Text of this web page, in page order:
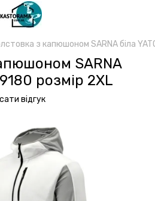
з капюшоном SARNA біла
SARNA
розмір 2XL
відгук